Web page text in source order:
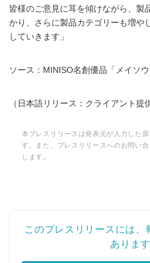
皆様のご意見に耳を傾けながら、製
かり、さらに製品カテゴリーも増や
していきます」
ソース：MINISO名創優品「メイソウ
（日本語リリース：クライアント提
本プレスリリースは発表元が入力した
す。また、プレスリリースへのお問い
します。
このプレスリリースには、
あります